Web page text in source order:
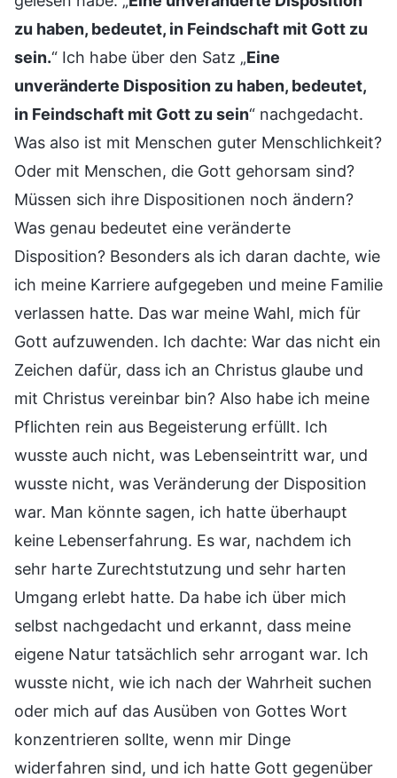
zu haben, bedeutet, in Feindschaft mit Gott zu
sein.“ Ich habe über den Satz „Eine
unveränderte Disposition zu haben, bedeutet,
in Feindschaft mit Gott zu sein“ nachgedacht.
Was also ist mit Menschen guter Menschlichkeit?
Oder mit Menschen, die Gott gehorsam sind?
Müssen sich ihre Dispositionen noch ändern?
Was genau bedeutet eine veränderte
Disposition? Besonders als ich daran dachte, wie
ich meine Karriere aufgegeben und meine Familie
verlassen hatte. Das war meine Wahl, mich für
Gott aufzuwenden. Ich dachte: War das nicht ein
Zeichen dafür, dass ich an Christus glaube und
mit Christus vereinbar bin? Also habe ich meine
Pflichten rein aus Begeisterung erfüllt. Ich
wusste auch nicht, was Lebenseintritt war, und
wusste nicht, was Veränderung der Disposition
war. Man könnte sagen, ich hatte überhaupt
keine Lebenserfahrung. Es war, nachdem ich
sehr harte Zurechtstutzung und sehr harten
Umgang erlebt hatte. Da habe ich über mich
selbst nachgedacht und erkannt, dass meine
eigene Natur tatsächlich sehr arrogant war. Ich
wusste nicht, wie ich nach der Wahrheit suchen
oder mich auf das Ausüben von Gottes Wort
konzentrieren sollte, wenn mir Dinge
widerfahren sind, und ich hatte Gott gegenüber